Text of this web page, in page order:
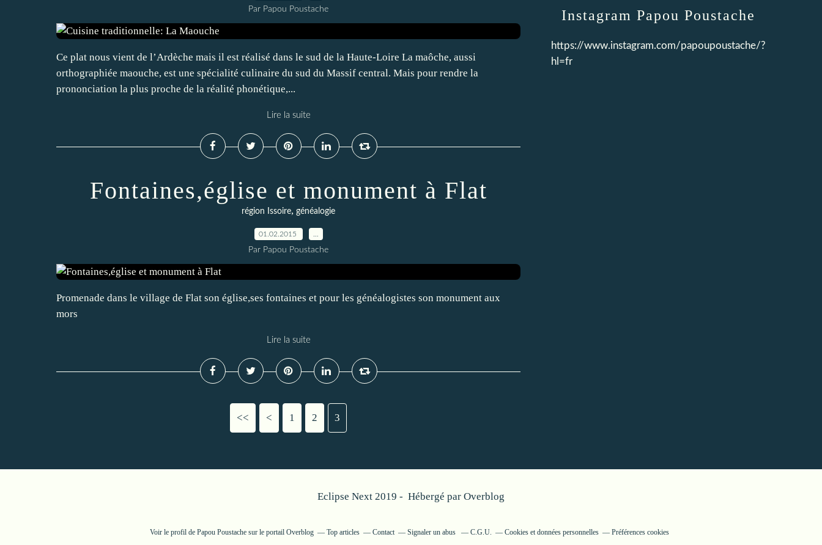
Par Papou Poustache
Ce plat nous vient de l’Ardèche mais il est réalisé dans le sud de la Haute-Loire La maôche, aussi
orthographiée maouche, est une spécialité culinaire du sud du Massif central. Mais pour rendre la
prononciation la plus proche de la réalité phonétique,...
Lire la suite
Fontaines,église et monument à Flat
région Issoire, généalogie
01.02.2015
Par Papou Poustache
Promenade dans le village de Flat son église,ses fontaines et pour les généalogistes son monument aux
mors
Lire la suite
<< < 1 2 3
Instagram Papou Poustache
https://www.instagram.com/papoupoustache/?
hl=fr
Eclipse Next 2019 - Hébergé par Overblog
Voir le profil de Papou Poustachesur le portail Overblog Top articles Contact Signaler un abus C.G.U. Cookies et données personnelles Préférences cookies